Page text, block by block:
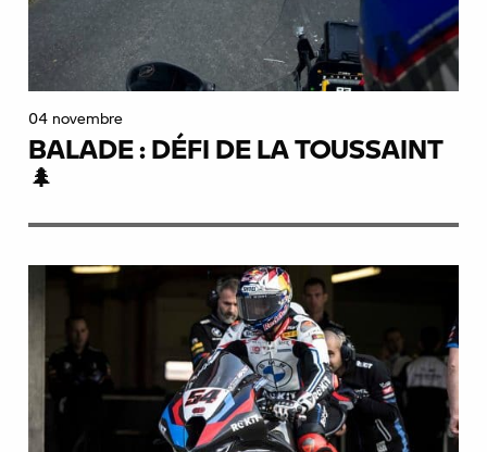
04 novembre
BALADE : DÉFI DE LA TOUSSAINT
🌲